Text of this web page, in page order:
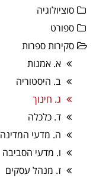
סוציולוגיה
ספורט
סקירות ספרות
א. אמנות
ב. היסטוריה
ג. חינוך
ד. כלכלה
ה. מדעי המדינה
ו. מדעי הסביבה
ז. מנהל עסקים